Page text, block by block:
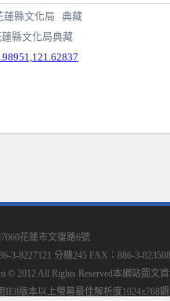
蓮縣文化局 典藏
縣文化局典藏
花蓮市文復路6號
3-8227121 分機245 FAX：886-3-
© 2012 All Rights Reserved本網站圖文
IE8版本以上螢幕最佳解析度1024x768